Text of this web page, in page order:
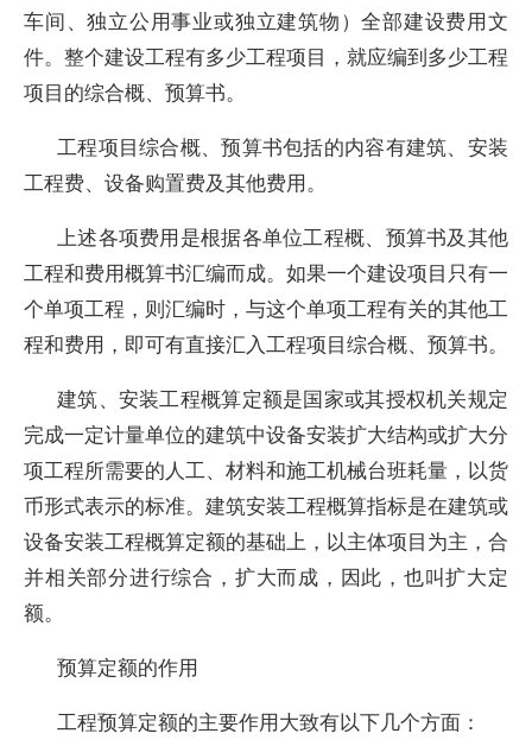
车间、独立公用事业或独立建筑物）全部建设费用文
件。整个建设工程有多少工程项目，就应编到多少工程
项目的综合概、预算书。
工程项目综合概、预算书包括的内容有建筑、安装
工程费、设备购置费及其他费用。
上述各项费用是根据各单位工程概、预算书及其他
工程和费用概算书汇编而成。如果一个建设项目只有一
个单项工程，则汇编时，与这个单项工程有关的其他工
程和费用，即可有直接汇入工程项目综合概、预算书。
建筑、安装工程概算定额是国家或其授权机关规定
完成一定计量单位的建筑中设备安装扩大结构或扩大分
项工程所需要的人工、材料和施工机械台班耗量，以货
币形式表示的标准。建筑安装工程概算指标是在建筑或
设备安装工程概算定额的基础上，以主体项目为主，合
并相关部分进行综合，扩大而成，因此，也叫扩大定
额。
预算定额的作用
工程预算定额的主要作用大致有以下几个方面：